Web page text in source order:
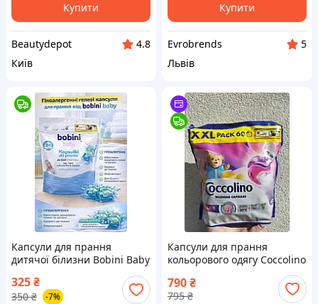
Купити
Beautydepot
4.8
Київ
Купити
Evrobrends
5
Львів
Капсули для прання
дитячої білизни Bobini Baby
універсальні
325₴
350 ₴ -7%
Капсули для прання
кольорового одягу Coccolino
Washing Capsules Color 3в1
60 шт – захист кольору
790₴
795 ₴